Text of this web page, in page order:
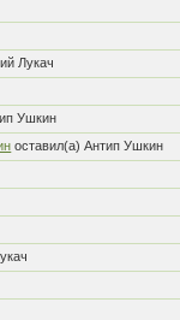
Лукач
Ушкин
оставил(а) Антип Ушкин